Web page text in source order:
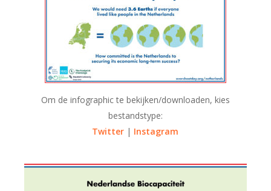
Om de infographic te bekijken/downloaden, kies
bestandstype:
Twitter | Instagram